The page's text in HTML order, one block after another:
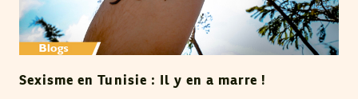
Sexisme en Tunisie : Il y en a marre !